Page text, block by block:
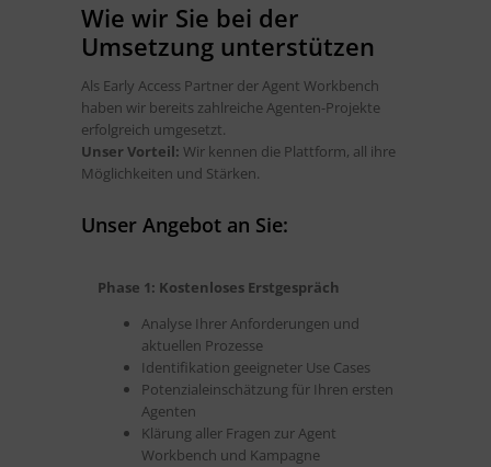
Wie wir Sie bei der
Umsetzung unterstützen
Als Early Access Partner der Agent Workbench
haben wir bereits zahlreiche Agenten-Projekte
erfolgreich umgesetzt.
Unser Vorteil: Wir kennen die Plattform, all ihre
Möglichkeiten und Stärken.
Unser Angebot an Sie:
Phase 1: Kostenloses Erstgespräch
Analyse Ihrer Anforderungen und
aktuellen Prozesse
Identifikation geeigneter Use Cases
Potenzialeinschätzung für Ihren ersten
Agenten
Klärung aller Fragen zur Agent
Workbench und Kampagne